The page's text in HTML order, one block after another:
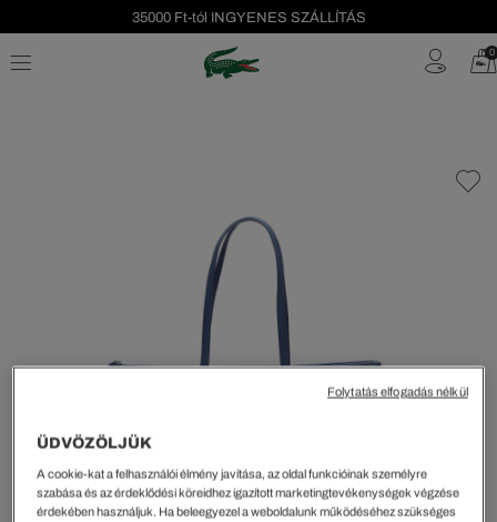
35000 Ft-tól INGYENES SZÁLLÍTÁS
Szezonális leárazás akár -40%! 0
ÜDVÖZÖLJÜK
A cookie-kat a felhasználói élmény javítása, az oldal funkcióinak személyre
szabása és az érdeklődési köreidhez igazított marketingtevékenységek végzése
érdekében használjuk. Ha beleegyezel a weboldalunk működéséhez szükséges
Folytatás elfogadás nélkül